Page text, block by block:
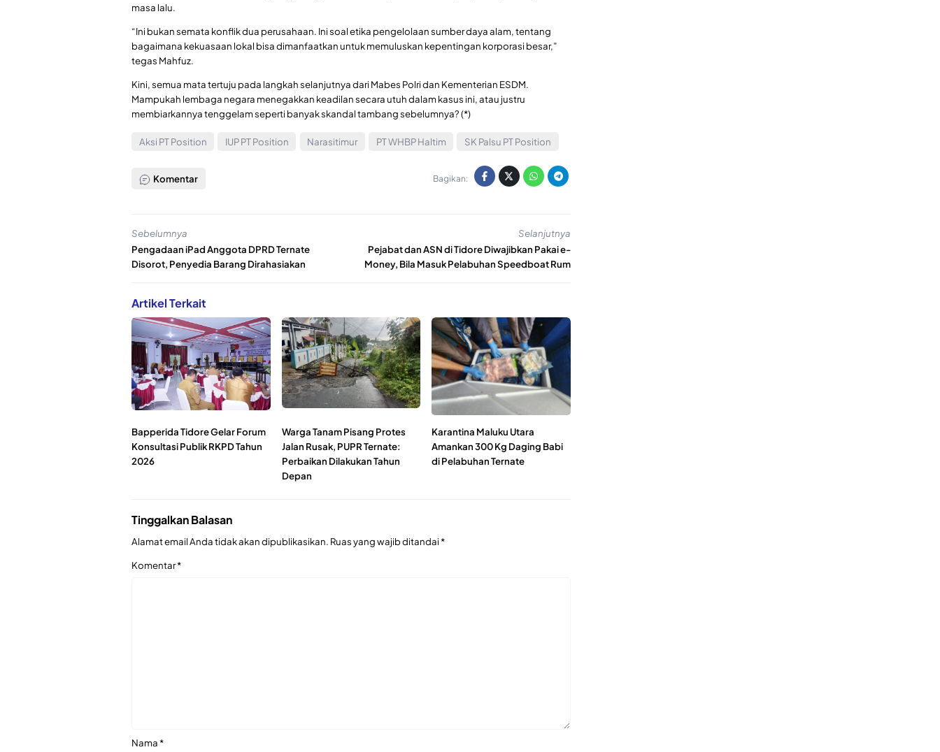
masa lalu.
“Ini bukan semata konflik dua perusahaan. Ini soal etika pengelolaan sumber daya alam, tentang
bagaimana kekuasaan lokal bisa dimanfaatkan untuk memuluskan kepentingan korporasi besar,”
tegas Mahfuz.
Kini, semua mata tertuju pada langkah selanjutnya dari Mabes Polri dan Kementerian ESDM.
Mampukah lembaga negara menegakkan keadilan secara utuh dalam kasus ini, atau justru
membiarkannya tenggelam seperti banyak skandal tambang sebelumnya? (*)
Aksi PT Position IUP PT Position Narasitimur PT WHBP Haltim SK Palsu PT Position
Komentar Bagikan:
Sebelumnya
Pengadaan iPad Anggota DPRD Ternate
Disorot, Penyedia Barang Dirahasiakan
Selanjutnya
Pejabat dan ASN di Tidore Diwajibkan Pakai e-
Money, Bila Masuk Pelabuhan Speedboat Rum
Artikel Terkait
Bapperida Tidore Gelar Forum
Konsultasi Publik RKPD Tahun
2026
Warga Tanam Pisang Protes
Jalan Rusak, PUPR Ternate:
Perbaikan Dilakukan Tahun
Depan
Karantina Maluku Utara
Amankan 300 Kg Daging Babi
di Pelabuhan Ternate
Tinggalkan Balasan
Alamat email Anda tidak akan dipublikasikan. Ruas yang wajib ditandai*
Komentar*
Nama*